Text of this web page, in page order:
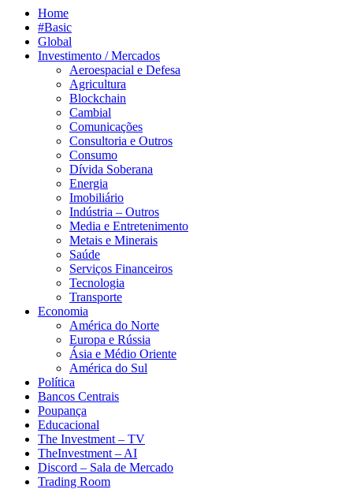
Home
#Basic
Global
Investimento / Mercados
Aeroespacial e Defesa
Agricultura
Blockchain
Cambial
Comunicações
Consultoria e Outros
Consumo
Dívida Soberana
Energia
Imobiliário
Indústria – Outros
Media e Entretenimento
Metais e Minerais
Saúde
Serviços Financeiros
Tecnologia
Transporte
Economia
América do Norte
Europa e Rússia
Ásia e Médio Oriente
América do Sul
Política
Bancos Centrais
Poupança
Educacional
The Investment – TV
TheInvestment – AI
Discord – Sala de Mercado
Trading Room